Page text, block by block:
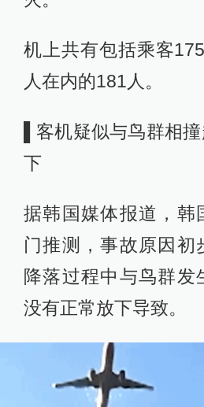
机上共有包括乘客
人在内的181人。
▌客机疑似与鸟群相
下
据韩国媒体报道，韩
门推测，事故原因初
降落过程中与鸟群发
没有正常放下导致。